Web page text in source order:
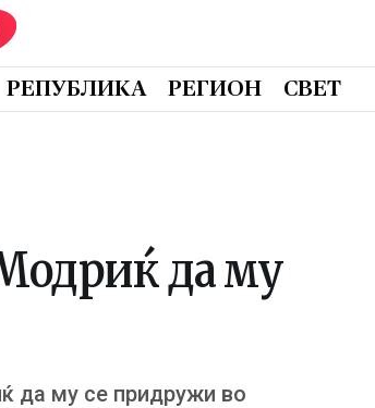
РЕПУБЛИКА РЕГИОН СВЕТ
да му
да му се придружи во